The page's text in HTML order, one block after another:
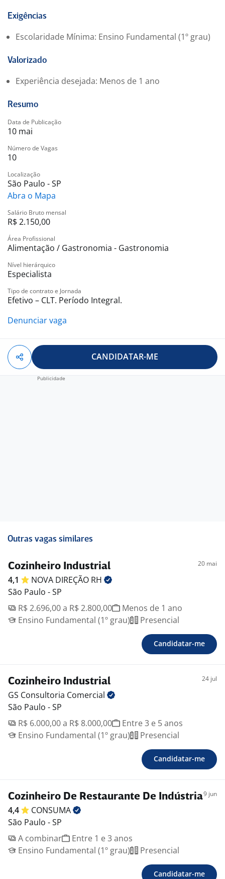
Exigências
Escolaridade Mínima: Ensino Fundamental (1º grau)
Valorizado
Experiência desejada: Menos de 1 ano
Resumo
Data de Publicação
10 mai
Número de Vagas
10
Localização
São Paulo - SP
Abra o Mapa
Salário Bruto mensal
R$ 2.150,00
Área Profissional
Alimentação / Gastronomia - Gastronomia
Nível hierárquico
Especialista
Tipo de contrato e Jornada
Efetivo – CLT. Período Integral.
Denunciar vaga
CANDIDATAR-ME
Outras vagas similares
Cozinheiro Industrial 20 mai
4,1 NOVA DIREÇÃO RH
São Paulo - SP
R$ 2.696,00 a R$ 2.800,00
Menos de 1 ano
Ensino Fundamental (1º grau)
Presencial
Candidatar-me
Cozinheiro Industrial 24 jul
GS Consultoria Comercial
São Paulo - SP
R$ 6.000,00 a R$ 8.000,00
Entre 3 e 5 anos
Ensino Fundamental (1º grau)
Presencial
Candidatar-me
Cozinheiro De Restaurante De Indústria9 jun
4,4
CONSUMA
São Paulo - SP
A combinar
Entre 1 e 3 anos
Ensino Fundamental (1º grau)
Presencial
Candidatar-me